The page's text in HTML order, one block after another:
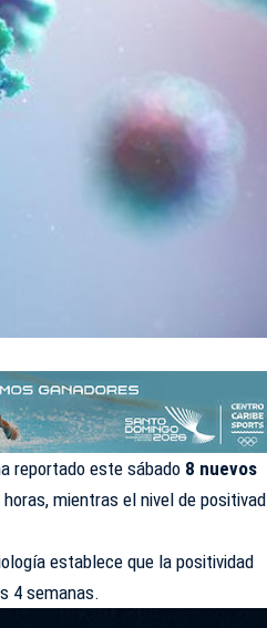
reportado este sábado 8 nuevos
mientras el nivel de positivad
establece que la positividad
4 semanas.